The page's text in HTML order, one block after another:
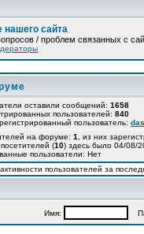
сайта
/ проблем связанных с
оставили сообщений: 1658
пользователей: 840
пользователь:
на форуме: 1
, из них
(10) здесь было 04/08/
пользователи: Нет
пользователей за
Имя: